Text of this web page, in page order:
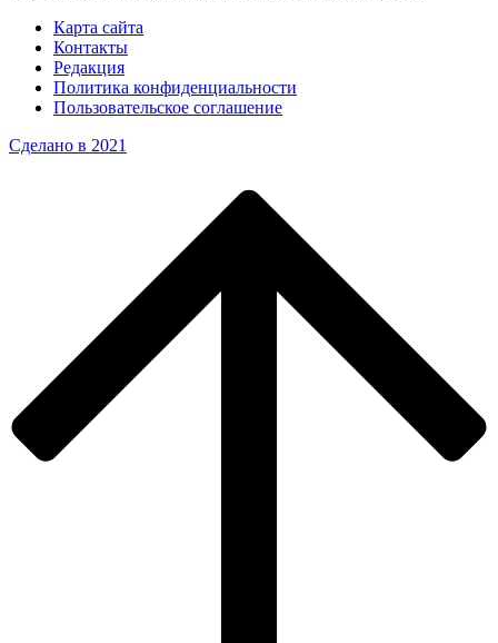
Карта сайта
Контакты
Редакция
Политика конфиденциальности
Пользовательское соглашение
Сделано в 2021